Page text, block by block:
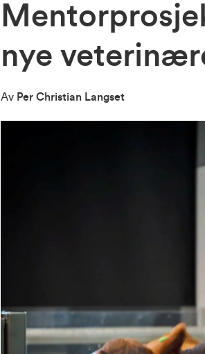
nye
Av Per Christian Langset